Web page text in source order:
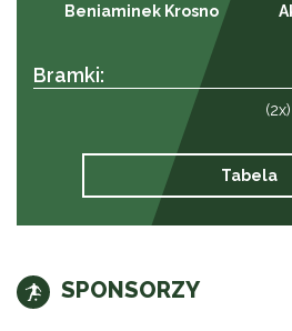
Beniaminek Krosno
Bramki:
(2x)
Tabela
SPONSORZY